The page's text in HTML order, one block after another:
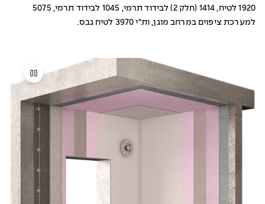
1920 לטיח, 1414 (חלק 2) לבידוד תרמי, 1045 לבידוד תרמי, 5075
למערכת ציפוים במרחב מוגן, ות"י 3970 לטיח גבס.